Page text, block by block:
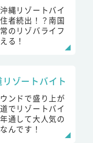
縄リゾートバイ
者続出！？南国
のリゾバライフ
る！
ゾートバイト
ンドで盛り上が
でリゾートバイ
通して大人気の
んです！